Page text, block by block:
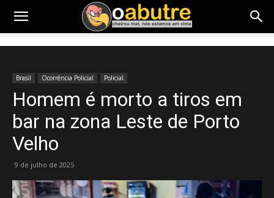
Brasil Ocorrência Policial Policial
Homem é morto a tiros em
bar na zona Leste de Porto
Velho
9 de julho de 2025